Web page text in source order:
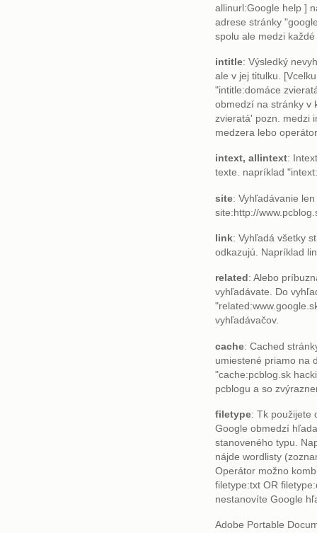
allinurl:Google help ]
adrese stránky
spolu ale medzi
intitle: Výsledký
ale v jej titulku.
"intitle:domáce
obmedzí na stránky v
zvieratá' pozn. medzi
medzera lebo
intext, allintext:
texte. napríklad
site: Vyhľadávanie
site:http://
link: Vyhľadá všetky
odkazujú. Napríklad
related : Alebo
vyhľadávate. Do
vyhľadávačov.
cache: Cached
umiestené priamo na
"cache:pcblog.sk
pcblogu a so
filetype: Tk použijete
Google obmedzí
stanoveného typu.
nájde wordlisty
Operátor možno
filetype:txt OR
nestanovíte Google
Adobe Portable